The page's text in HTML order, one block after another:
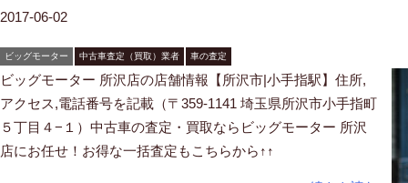
2017-06-02
ビッグモーター 中古車査定（買取）業者 車の査定
ビッグモーター 所沢店の店舗情報【所沢市|小手指駅】住所,
アクセス,電話番号を記載（〒359-1141 埼玉県所沢市小手指町
５丁目４−１）中古車の査定・買取ならビッグモーター 所沢
店にお任せ！お得な一括査定もこちらから↑↑